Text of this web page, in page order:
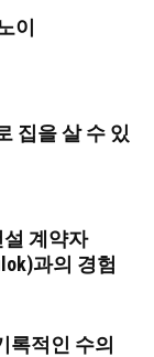
이
집을 살 수 있
계약자
과의 경험
록적인 수의